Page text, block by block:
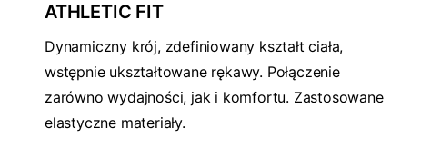
ATHLETIC FIT
Dynamiczny krój, zdefiniowany kształt ciała,
wstępnie ukształtowane rękawy. Połączenie
zarówno wydajności, jak i komfortu. Zastosowane
elastyczne materiały.